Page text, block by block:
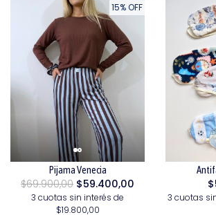
15% OFF
Pijama Venecia
$69.900,00 $59.400,00
3 cuotas sin interés de
$19.800,00
3 cuotas